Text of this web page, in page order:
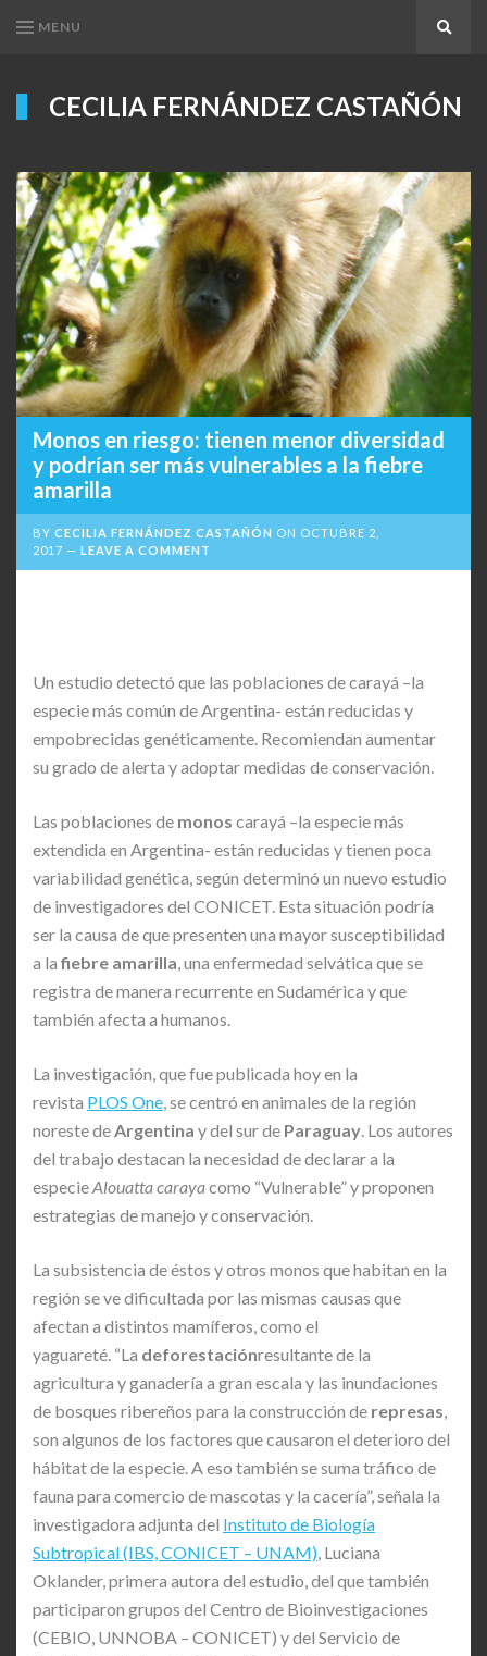
MENU
CECILIA FERNÁNDEZ CASTAÑÓN
Monos en riesgo: tienen menor diversidad
y podrían ser más vulnerables a la fiebre
amarilla
BY CECILIA FERNÁNDEZ CASTAÑÓN ON OCTUBRE 2,
2017
LEAVE A COMMENT
Un estudio detectó que las poblaciones de carayá –la
especie más común de Argentina- están reducidas y
empobrecidas genéticamente. Recomiendan aumentar
su grado de alerta y adoptar medidas de conservación.
Las poblaciones de monos carayá –la especie más
extendida en Argentina- están reducidas y tienen poca
variabilidad genética, según determinó un nuevo estudio
de investigadores del CONICET. Esta situación podría
ser la causa de que presenten una mayor susceptibilidad
a lafiebre amarilla , una enfermedad selvática que se
registra de manera recurrente en Sudamérica y que
también afecta a humanos.
La investigación, que fue publicada hoy en la
revista PLOS One , se centró en animales de la región
noreste de Argentina y del sur de Paraguay . Los autores
del trabajo destacan la necesidad de declarar a la
especieAlouatta carayacomo “Vulnerable” y proponen
estrategias de manejo y conservación.
La subsistencia de éstos y otros monos que habitan en la
región se ve dificultada por las mismas causas que
afectan a distintos mamíferos, como el
yaguareté. “La deforestaciónresultante de la
agricultura y ganadería a gran escala y las inundaciones
de bosques ribereños para la construcción de represas
son algunos de los factores que causaron el deterioro del
hábitat de la especie. A eso también se suma tráfico de
fauna para comercio de mascotas y la cacería”, señala la
investigadora adjunta del Instituto de Biología
Subtropical (IBS, CONICET – UNAM) , Luciana
Oklander, primera autora del estudio, del que también
participaron grupos del Centro de Bioinvestigaciones
(CEBIO, UNNOBA – CONICET) y del Servicio de